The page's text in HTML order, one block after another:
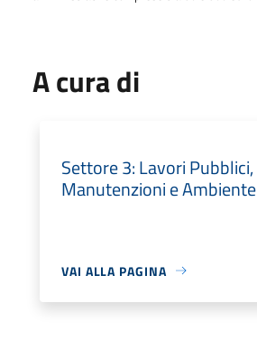
A cura di
Settore 3: Lavori Pubblici,
Manutenzioni e Ambiente
VAI ALLA PAGINA